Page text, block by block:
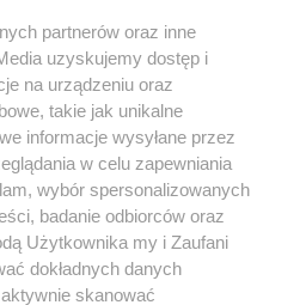
serwisie nie może być powielany i
w jakikolwiek
lub mechaniczny) na
w jakiejkolwiek formie, włącznie z
pisemnej zgody właściciela praw.
utworów w całości lub w
bez właściwej zgody, jest
może być ścigane prawnie.
partnerów oraz inne
uzyskujemy dostęp i
na urządzeniu oraz
takie jak unikalne
informacje wysyłane przez
w celu zapewniania
wybór spersonalizowanych
badanie odbiorców oraz
Użytkownika my i Zaufani
dokładnych danych
skanować